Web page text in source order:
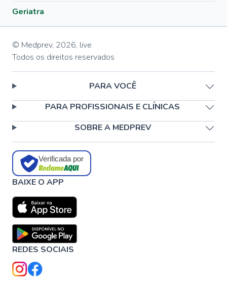
Geriatra
© Medprev, 2026, live
Todos os direitos reservados
PARA VOCÊ
PARA PROFISSIONAIS E CLÍNICAS
SOBRE A MEDPREV
Verificada por
BAIXE O APP
REDES SOCIAIS